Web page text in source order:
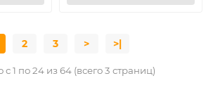
2 3 > >|
с 1 по 24 из 64 (всего 3 страниц)